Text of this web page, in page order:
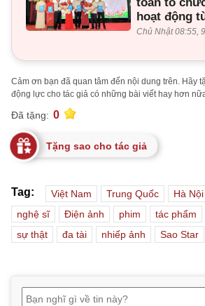
toàn tổ
hoạt động
Chủ Nhật 08:55,
Cảm ơn bạn đã quan tâm đến nội dung trên. Hãy
động lực cho tác giả có những bài viết hay hơn
Đã tặng: 0
Tặng sao cho tác giả
Tag: Việt Nam Trung Quốc Hà Nội
nghệ sĩ
Điện ảnh phim tác phẩm
sự thật
đa tài nhiếp ảnh Sao Star